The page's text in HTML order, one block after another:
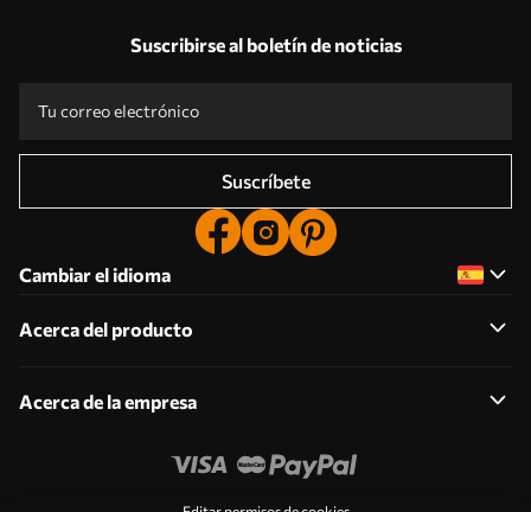
Suscribirse al boletín de noticias
Suscríbete
Cambiar el idioma
Acerca del producto
Acerca de la empresa